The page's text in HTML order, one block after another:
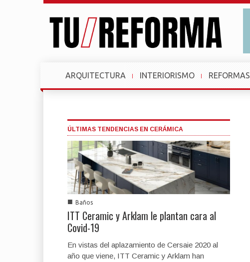
ARQUITECTURA INTERIORISMO REFORMAS
ÚLTIMAS TENDENCIAS EN CERÁMICA
■ Baños
ITT Ceramic y Arklam le plantan cara al
Covid-19
En vistas del aplazamiento de Cersaie 2020 al
año que viene, ITT Ceramic y Arklam han